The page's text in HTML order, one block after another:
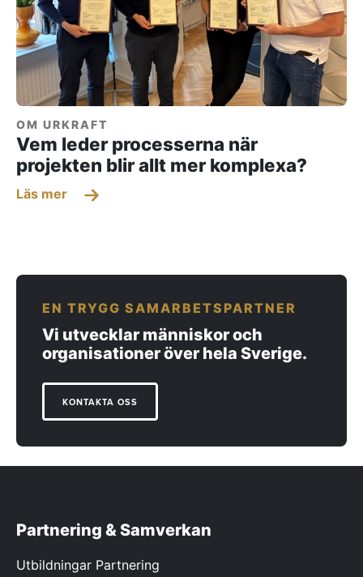
OM URKRAFT
Vem leder processerna när
projekten blir allt mer komplexa?
Läs mer
EN TRYGG SAMARBETSPARTNER
Vi utvecklar människor och
organisationer över hela Sverige.
KONTAKTA OSS
Partnering & Samverkan
Utbildningar Partnering